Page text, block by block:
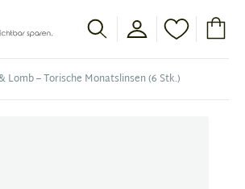
Lomb – Torische Monatslinsen (6 Stk.)